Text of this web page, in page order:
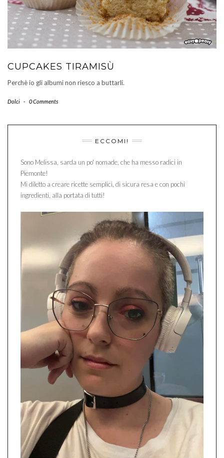
CUPCAKES TIRAMISÙ
Perchè io gli albumi non riesco a buttarli.
Dolci - 0 Comments
ECCOMI!
Sono Melissa, sarda un po' nomade, che ha messo radici in
Piemonte!
Mi diletto a creare ricette semplici, di sicura resa e con pochi
ingredienti, alla portata di tutti!